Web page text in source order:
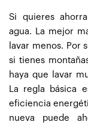
Si quieres
agua. La mejor
lavar menos. Por
si tienes
haya que lavar
La regla básica
eficiencia
nueva puede